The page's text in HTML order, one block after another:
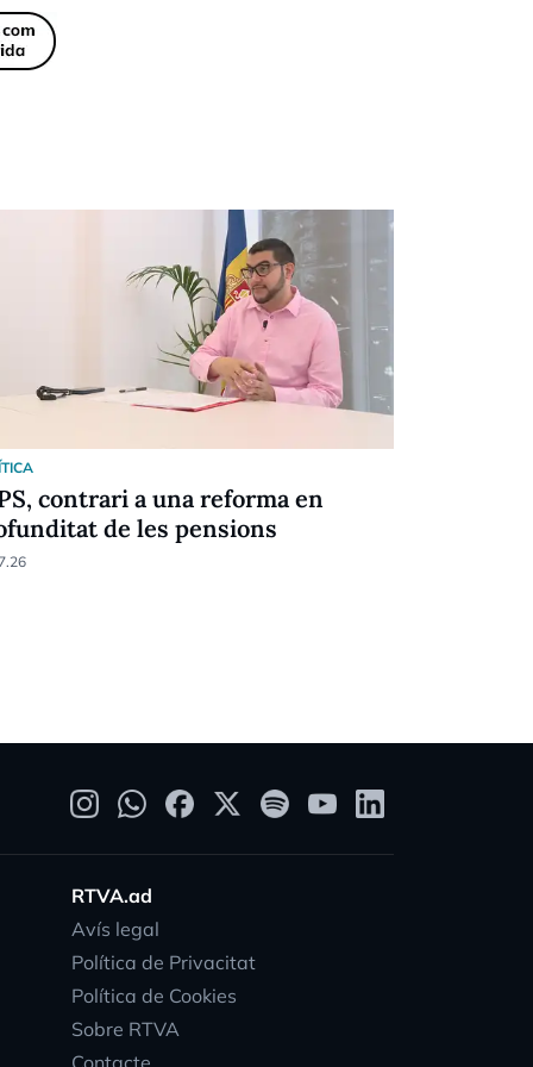
contrari a una reforma en
de les pensions
RTVA.ad
Avís legal
Política de Privacitat
Política de Cookies
Sobre RTVA